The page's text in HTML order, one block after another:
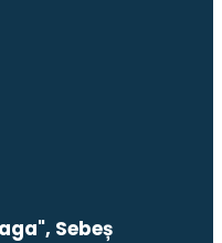
Sebeș